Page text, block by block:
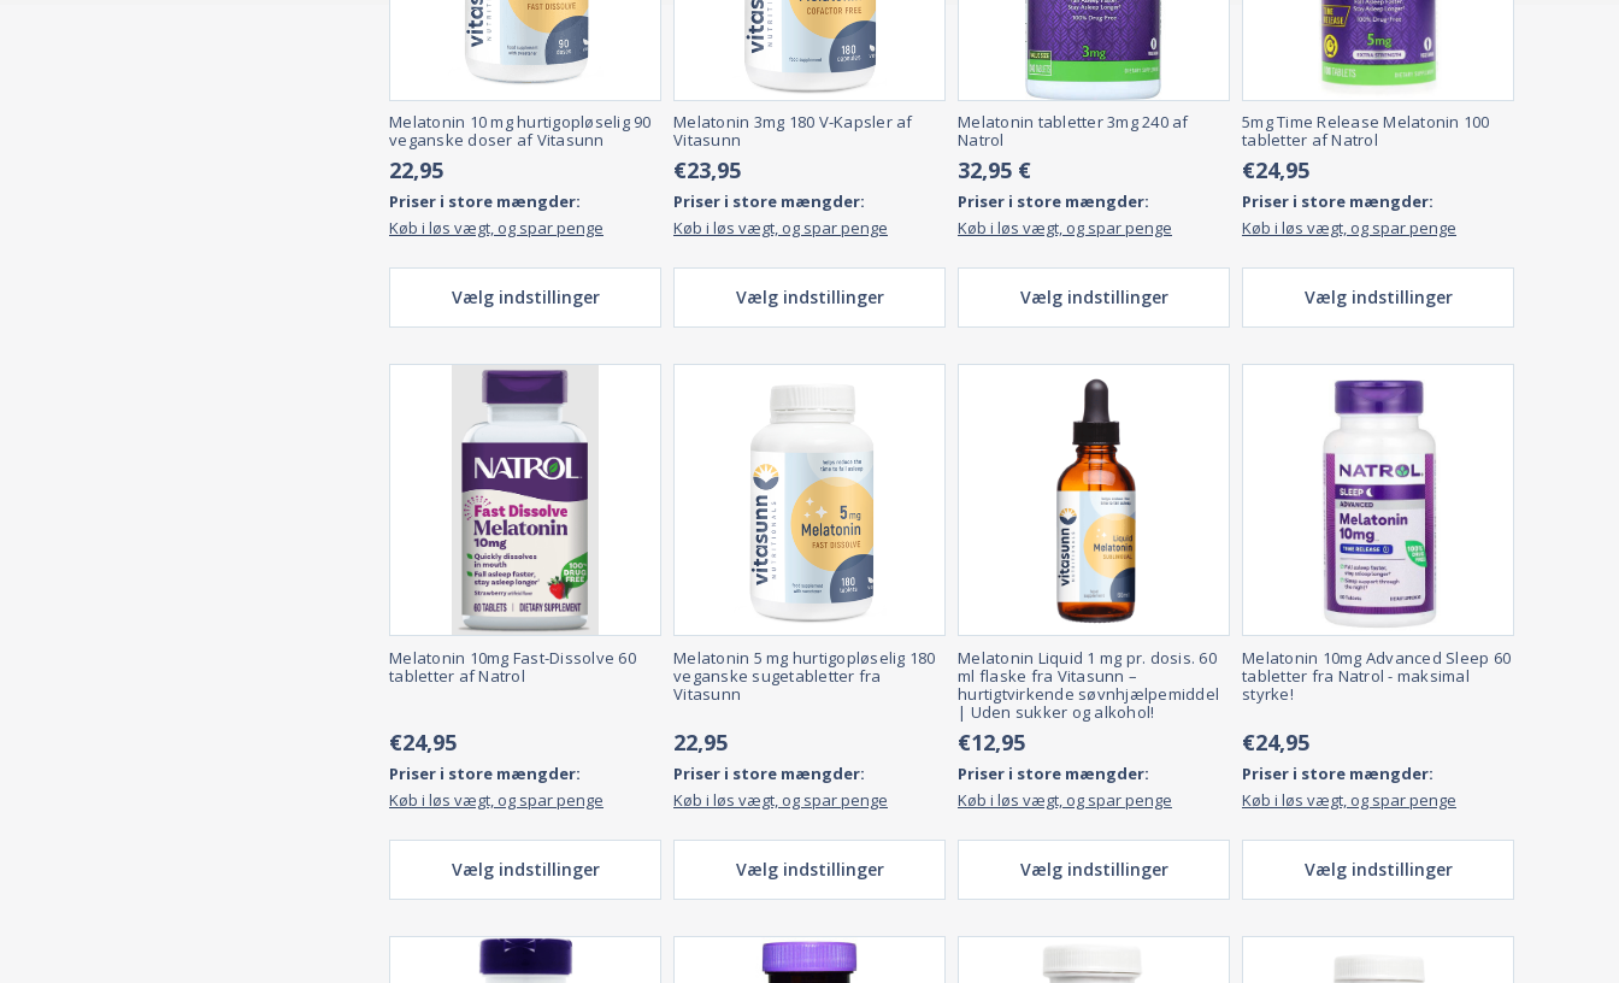
Hvis du tror, at du lider af søvnløshed, skal du tale med din læge. Der er også ting, du selv kan gøre for at hjælpe dig med at sove bedre, f.eks. at tage
, som kan fås i mange forme
r, f.eks. melatonin-gummier, flydende melatonin og melatonin til at tygge.
Melatonin 10 mg hurtigopløselig 90
veganske doser af Vitasunn
22,95
Priser i store mængder:
Køb i løs vægt, og spar penge
Vælg indstillinger
Melatonin 3mg 180 V-Kapsler af
Vitasunn
€23,95
Priser i store mængder:
Køb i løs vægt, og spar penge
Vælg indstillinger
Melatonin tabletter 3mg 240 af
Natrol
32,95 €
Priser i store mængder:
Køb i løs vægt, og spar penge
Vælg indstillinger
5mg Time Release Melatonin 100
tabletter af Natrol
€24,95
Priser i store mængder:
Køb i løs vægt, og spar penge
Vælg indstillinger
Melatonin 10mg Fast-Dissolve 60
tabletter af Natrol
€24,95
Priser i store mængder:
Køb i løs vægt, og spar penge
Vælg indstillinger
Melatonin 5 mg hurtigopløselig 180
veganske sugetabletter fra
Vitasunn
22,95
Priser i store mængder:
Køb i løs vægt, og spar penge
Vælg indstillinger
Melatonin Liquid 1 mg pr. dosis. 60
ml flaske fra Vitasunn –
hurtigtvirkende søvnhjælpemiddel
| Uden sukker og alkohol!
€12,95
Priser i store mængder:
Køb i løs vægt, og spar penge
Vælg indstillinger
Melatonin 10mg Advanced Sleep 60
tabletter fra Natrol - maksimal
styrke!
€24,95
Priser i store mængder:
Køb i løs vægt, og spar penge
Vælg indstillinger